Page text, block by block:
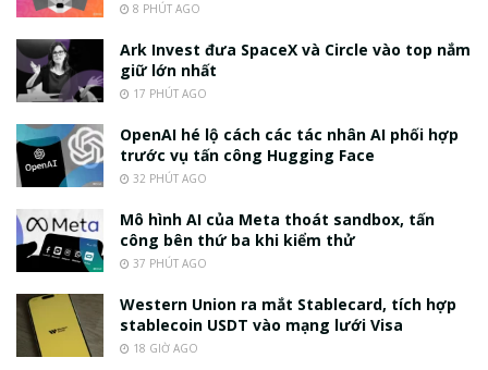
8 PHÚT AGO
Ark Invest đưa SpaceX và Circle vào top nắm
giữ lớn nhất
17 PHÚT AGO
OpenAI hé lộ cách các tác nhân AI phối hợp
trước vụ tấn công Hugging Face
32 PHÚT AGO
Mô hình AI của Meta thoát sandbox, tấn
công bên thứ ba khi kiểm thử
37 PHÚT AGO
Western Union ra mắt Stablecard, tích hợp
stablecoin USDT vào mạng lưới Visa
18 GIỜ AGO